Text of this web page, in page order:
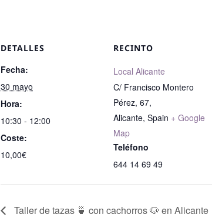
DETALLES
Fecha:
30 mayo
Hora:
10:30 - 12:00
Coste:
10,00€
RECINTO
Local Alicante
C/ Francisco Montero
Pérez, 67,
Alicante, Spain + Google
Map
Teléfono
644 14 69 49
Taller de tazas 🍵 con cachorros 🐶 en Alicante